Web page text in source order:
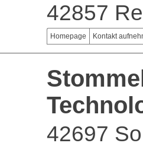
42857
Homepage Kontakt
42697